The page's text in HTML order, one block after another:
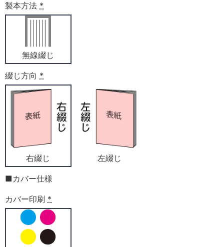
製本方法 *
無線綴じ
綴じ方向 *
右綴じ 左綴じ
■カバー仕様
カバー印刷 *